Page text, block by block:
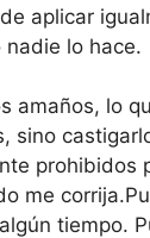
aplicar
lo hace.
amaños, lo
sino
prohibidos
me
tiempo.